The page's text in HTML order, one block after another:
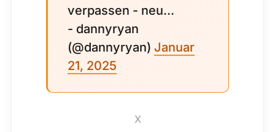
verpassen - neu...
- dannyryan
(@dannyryan) Januar
21, 2025
X